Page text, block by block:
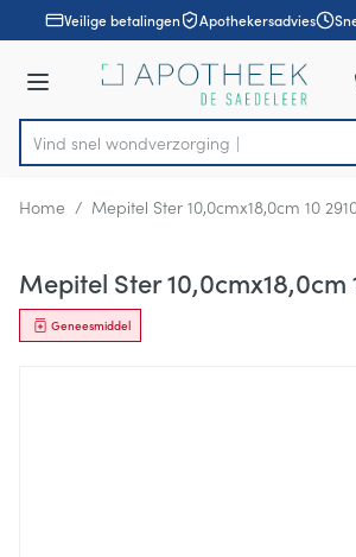
Ga naar de inhoud
1 van 1Veilige betalingen Apothekersadvies
Menu
Product, merk, categorie...
Vind snel wondver
Home / Mepitel Ster 10,0cmx18,0cm 10
Mepitel Ster 10,0cmx18,0cm
Geneesmiddel